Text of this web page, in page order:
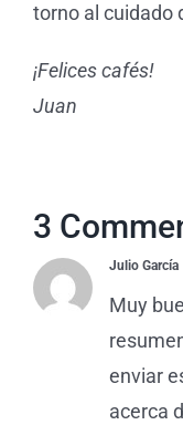
torno al cuidado
¡Felices cafés!
Juan
3
Julio García
Muy
enviar
acerca